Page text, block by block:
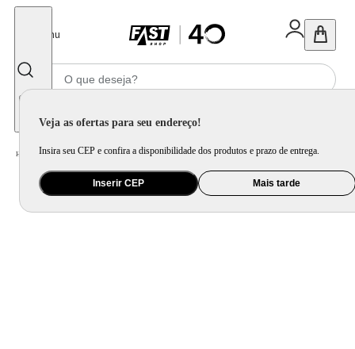
Menu
Veja as ofertas para seu endereço!
Insira seu CEP e confira a disponibilidade dos produtos e prazo de entrega.
Inserir CEP Mais tarde
Home Móveis e Decoração / Móveis para Sala de Jantar / Banco e Banqueta